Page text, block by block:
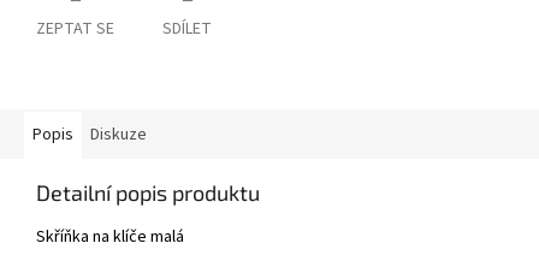
ZEPTAT SE SDÍLET
Popis Diskuze
Detailní popis produktu
Skříňka na klíče malá